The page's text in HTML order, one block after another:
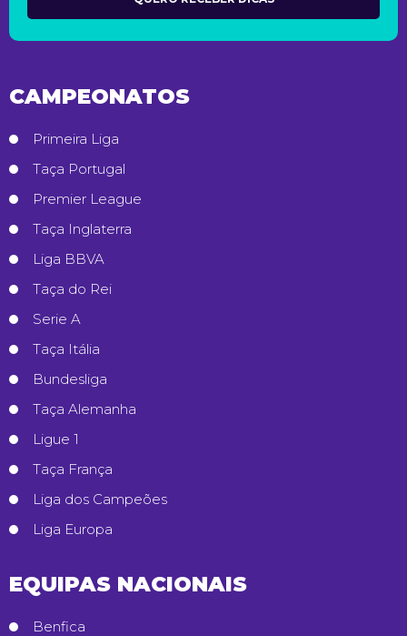
CAMPEONATOS
Primeira Liga
Taça Portugal
Premier League
Taça Inglaterra
Liga BBVA
Taça do Rei
Serie A
Taça Itália
Bundesliga
Taça Alemanha
Ligue 1
Taça França
Liga dos Campeões
Liga Europa
EQUIPAS NACIONAIS
Benfica